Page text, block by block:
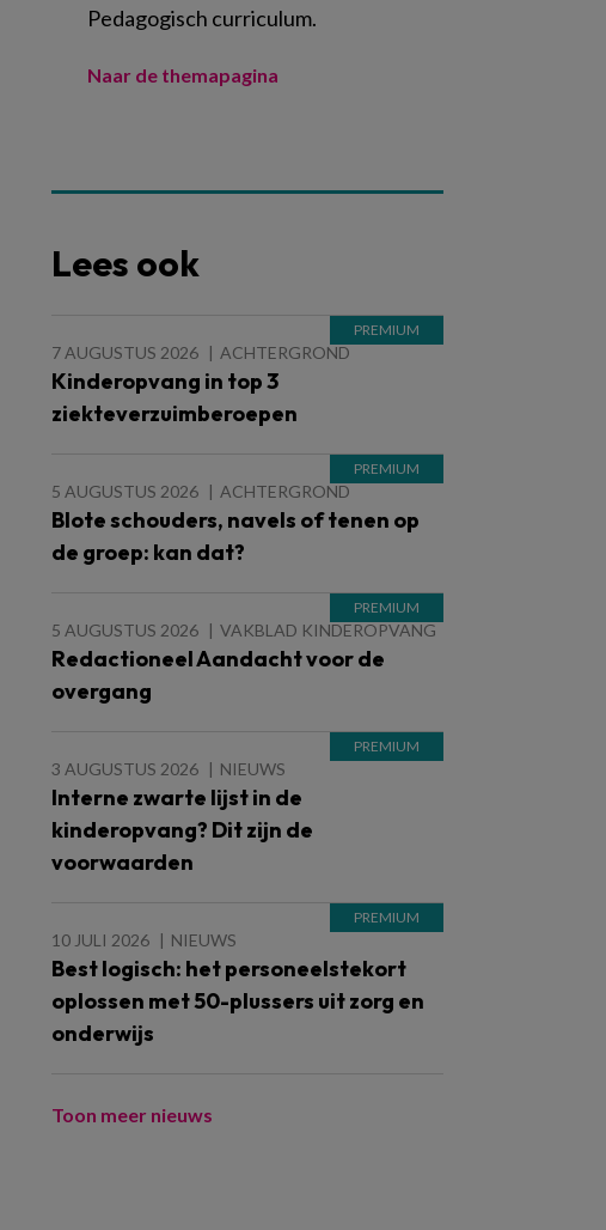
Pedagogisch curriculum.
Naar de themapagina
Lees ook
7 AUGUSTUS 2026 ACHTERGROND
Kinderopvang in top 3
ziekteverzuimberoepen
5 AUGUSTUS 2026 ACHTERGROND
Blote schouders, navels of tenen op
de groep: kan dat?
5 AUGUSTUS 2026 VAKBLAD KINDEROPVANG
Redactioneel Aandacht voor de
overgang
3 AUGUSTUS 2026 NIEUWS
Interne zwarte lijst in de
kinderopvang? Dit zijn de
voorwaarden
10 JULI 2026 NIEUWS
Best logisch: het personeelstekort
oplossen met 50-plussers uit zorg en
onderwijs
Toon meer nieuws